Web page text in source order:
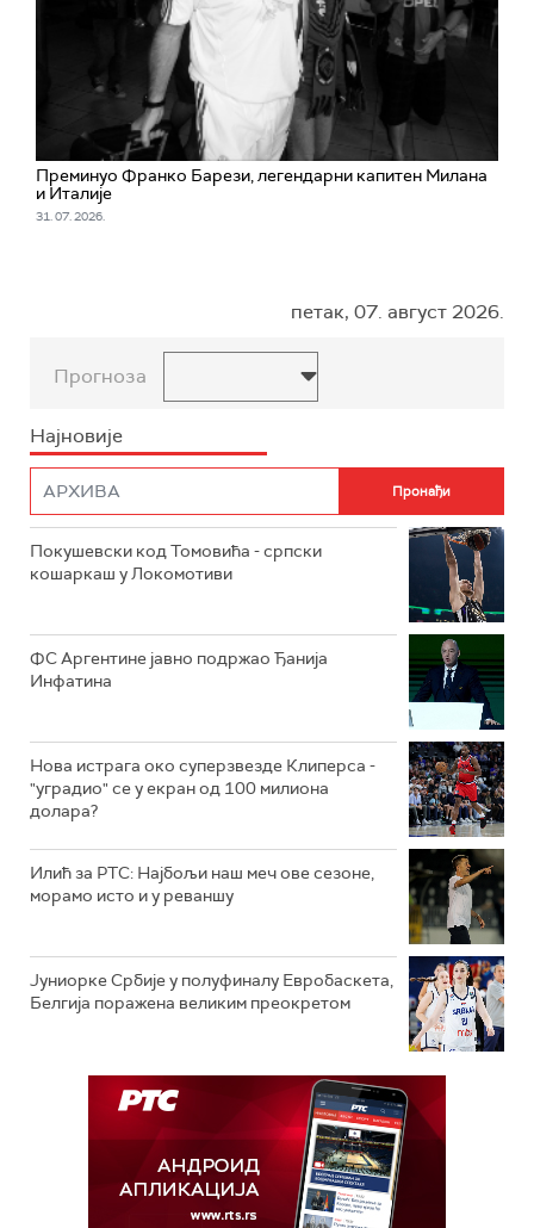
Преминуо Франко Барези, легендарни капитен Милана
и Италије
31. 07. 2026.
петак, 07. август 2026.
Прогноза
Најновије
Покушевски код Томовића - српски
кошаркаш у Локомотиви
ФС Аргентине јавно подржао Ђанија
Инфатина
Нова истрага око суперзвезде Клиперса -
"уградио" се у екран од 100 милиона
долара?
Илић за РТС: Најбољи наш меч ове сезоне,
морамо исто и у реваншу
Јуниорке Србије у полуфиналу Евробаскета,
Белгија поражена великим преокретом